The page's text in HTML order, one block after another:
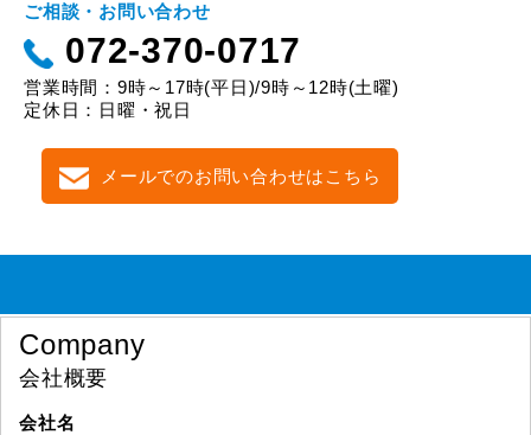
ご相談・お問い合わせ
072-370-0717
営業時間：9時～17時(平日)/9時～12時(土曜)
定休日：日曜・祝日
メールでのお問い合わせはこちら
Company
会社概要
会社名